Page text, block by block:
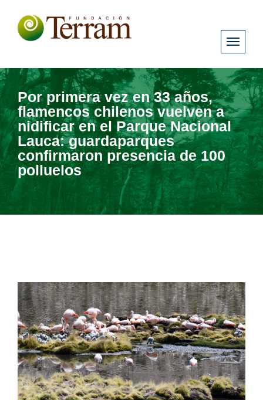
Por primera vez en 33 años,
flamencos chilenos vuelven a
nidificar en el Parque Nacional
Lauca: guardaparques
confirmaron presencia de 100
polluelos